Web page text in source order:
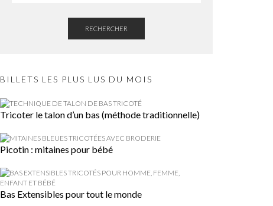
RECHERCHER
BILLETS LES PLUS LUS DU MOIS
Tricoter le talon d’un bas (méthode traditionnelle)
Picotin : mitaines pour bébé
Bas Extensibles pour tout le monde